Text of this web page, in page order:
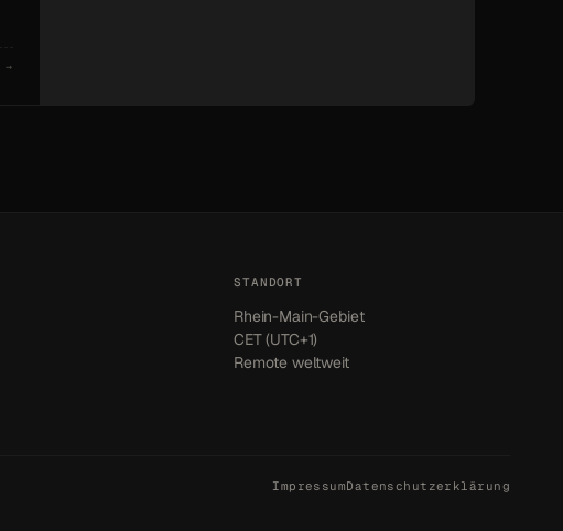
→
STANDORT
Rhein-Main-Gebiet
CET (UTC+1)
Remote weltweit
ImpressumDatenschutzerklärung